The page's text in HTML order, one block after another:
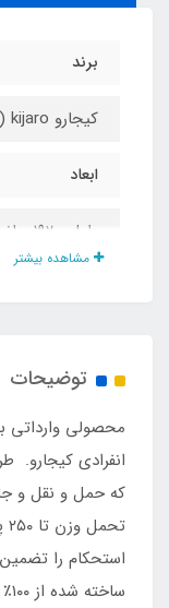
برند
کیجارو kijaro (اورجینال)
ابعاد
طول : ۱۹۲ سانت عرض: ۷۰ سانت
ویژگی
قابل حمل
جنس قاب
آلومینیوم
مشاهده بیشتر
توضیحات
محصولی وارداتی
که حمل و نقل و
استحکام را